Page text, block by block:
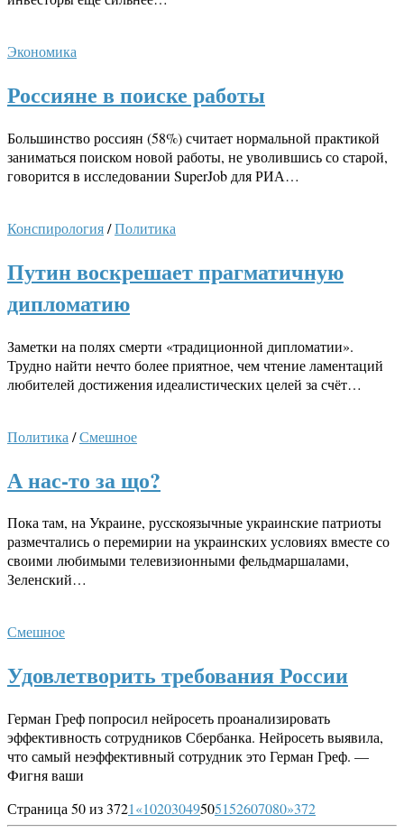
Экономика
Россияне в поиске работы
Большинство россиян (58%) считает нормальной практикой
заниматься поиском новой работы, не уволившись со старой,
говорится в исследовании SuperJob для РИА…
Конспирология/Политика
Путин воскрешает прагматичную
дипломатию
Заметки на полях смерти «традиционной дипломатии».
Трудно найти нечто более приятное, чем чтение ламентаций
любителей достижения идеалистических целей за счёт…
Политика /Смешное
А нас-то за що?
Пока там, на Украине, русскоязычные украинские патриоты
размечтались о перемирии на украинских условиях вместе со
своими любимыми телевизионными фельдмаршалами,
Зеленский…
Смешное
Удовлетворить требования России
Герман Греф попросил нейросеть проанализировать
эффективность сотрудников Сбербанка. Нейросеть выявила,
что самый неэффективный сотрудник это Герман Греф. —
Фигня ваши
Страница 50 из 3721«10203049505152607080»372